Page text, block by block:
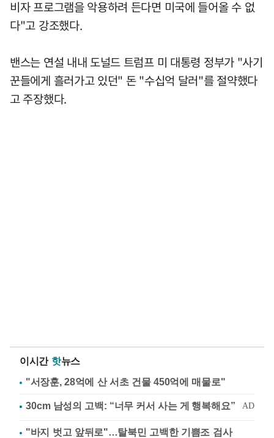
비자 프로그램을 악용하려 든다면 미국에 들어올 수 없
다"고 강조했다.
밴스는 연설 내내 도널드 트럼프 미 대통령 정부가 "사기
꾼들에게 흘러가고 있던" 돈 "수십억 달러"를 절약했다
고 주장했다.
이시간 핫뉴스
"서장훈, 28억에 산 서초 건물 450억에 매물로"
"바지 벗고 앞뒤로"…탈북민 고백한 기쁨조 검사